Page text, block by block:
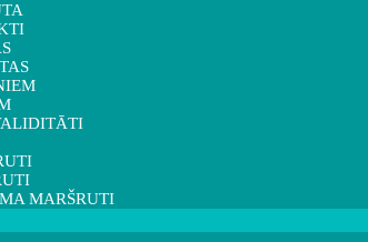
MARŠRUTI